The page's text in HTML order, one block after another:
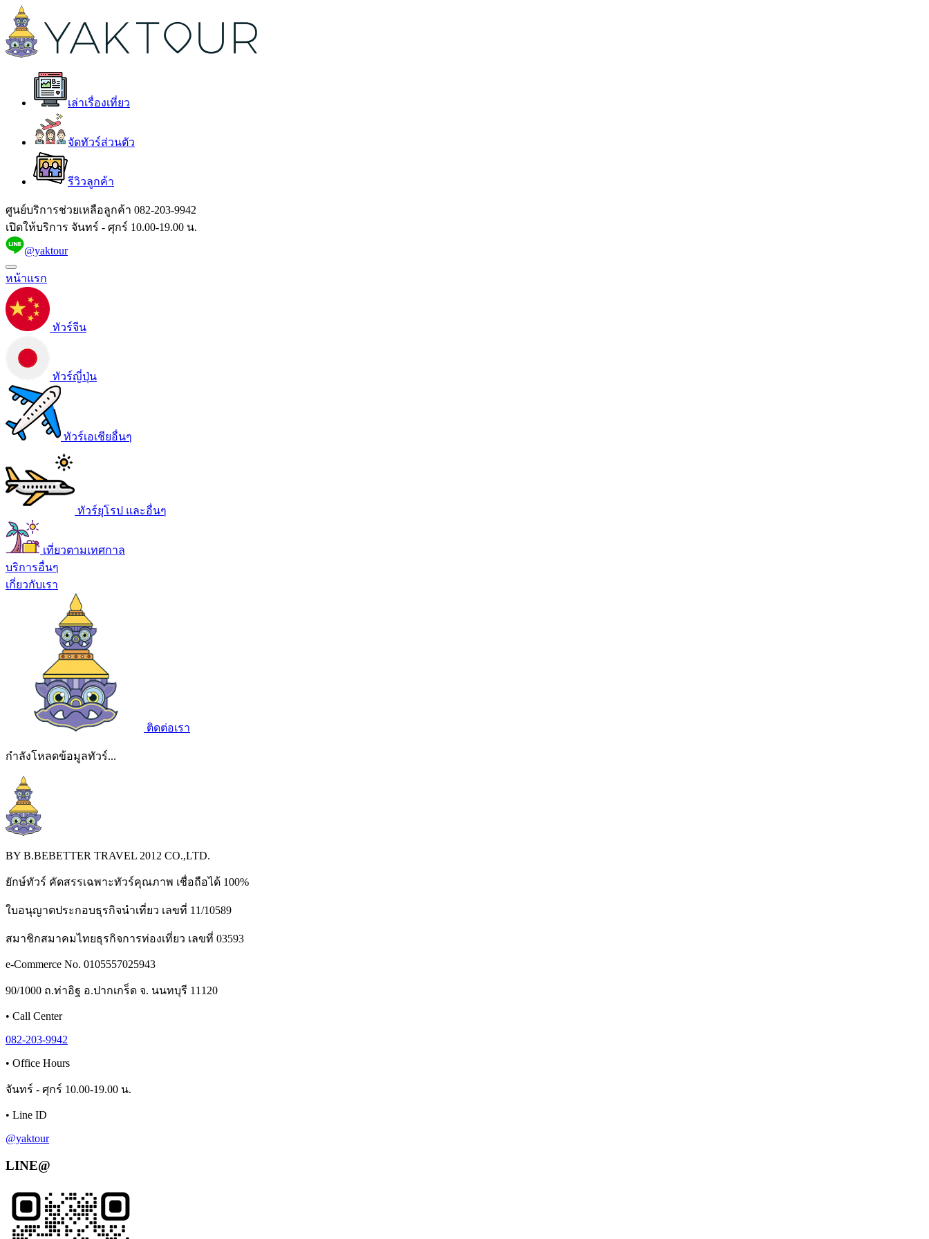
เล่าเรื่องเที่ยว
จัดทัวร์ส่วนตัว
รีวิวลูกค้า
ศูนย์บริการช่วยเหลือลูกค้า 082-203-9942
เปิดให้บริการ จันทร์ - ศุกร์ 10.00-19.00 น.
@yaktour
หน้าแรก
ทัวร์จีน
ทัวร์ญี่ปุ่น
ทัวร์เอเชียอื่นๆ
ทัวร์ยุโรป และอื่นๆ
เที่ยวตามเทศกาล
บริการอื่นๆ
เกี่ยวกับเรา
ติดต่อเรา
กำลังโหลดข้อมูลทัวร์...
BY B.BEBETTER TRAVEL 2012 CO.,LTD.
ยักษ์ทัวร์ คัดสรรเฉพาะทัวร์คุณภาพ เชื่อถือได้ 100%
ใบอนุญาตประกอบธุรกิจนำเที่ยว เลขที่ 11/10589
สมาชิกสมาคมไทยธุรกิจการท่องเที่ยว เลขที่ 03593
e-Commerce No. 0105557025943
90/1000 ถ.ท่าอิฐ อ.ปากเกร็ด จ. นนทบุรี 11120
• Call Center
082-203-9942
• Office Hours
จันทร์ - ศุกร์ 10.00-19.00 น.
• Line ID
@yaktour
LINE@